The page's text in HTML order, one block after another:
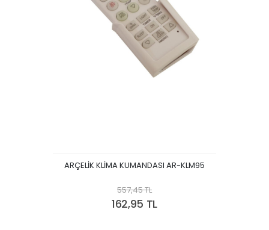
ARÇELİK KLİMA KUMANDASI AR-KLM95
557,45 TL
162,95 TL